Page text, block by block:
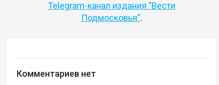
Telegram-канал издания "Вести
Подмосковья".
Комментариев нет